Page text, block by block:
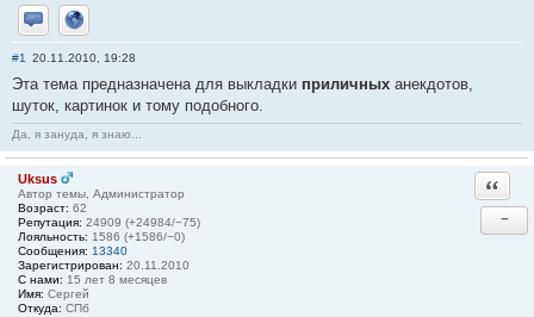
Отправить личное сообщение
Сайт
#1 20.11.2010, 19:28
Эта тема предназначена для выкладки приличных анекдотов,
шуток, картинок и тому подобного.
Да, я зануда, я знаю...
Uksus
Автор темы, Администратор
Возраст: 62
Репутация: 24909 (+24984/−75)
Лояльность: 1586 (+1586/−0)
Сообщения: 13340
Зарегистрирован: 20.11.2010
С нами: 15 лет 8 месяцев
Имя: Сергей
Откуда: СПб
−